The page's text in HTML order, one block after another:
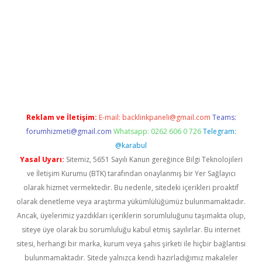
Reklam ve İletişim: E-mail: backlinkpaneli@gmail.com Teams:
forumhizmeti@gmail.com Whatsapp: 0262 606 0 726 Telegram:
@karabul
Yasal Uyarı: Sitemiz, 5651 Sayılı Kanun gereğince Bilgi Teknolojileri
ve İletişim Kurumu (BTK) tarafından onaylanmış bir Yer Sağlayıcı
olarak hizmet vermektedir. Bu nedenle, sitedeki içerikleri proaktif
olarak denetleme veya araştırma yükümlülüğümüz bulunmamaktadır.
Ancak, üyelerimiz yazdıkları içeriklerin sorumluluğunu taşımakta olup,
siteye üye olarak bu sorumluluğu kabul etmiş sayılırlar. Bu internet
sitesi, herhangi bir marka, kurum veya şahıs şirketi ile hiçbir bağlantısı
bulunmamaktadır. Sitede yalnızca kendi hazırladığımız makaleler